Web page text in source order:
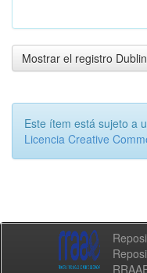
Mostrar el registro
Este ítem está sujeto a
Licencia Creative